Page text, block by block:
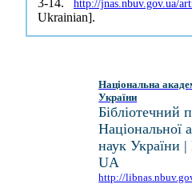
3-14. http://jnas.nbuv.gov.ua/
Ukrainian].
Національна
України
Бібліотечний
Національної
наук України
UA
http://